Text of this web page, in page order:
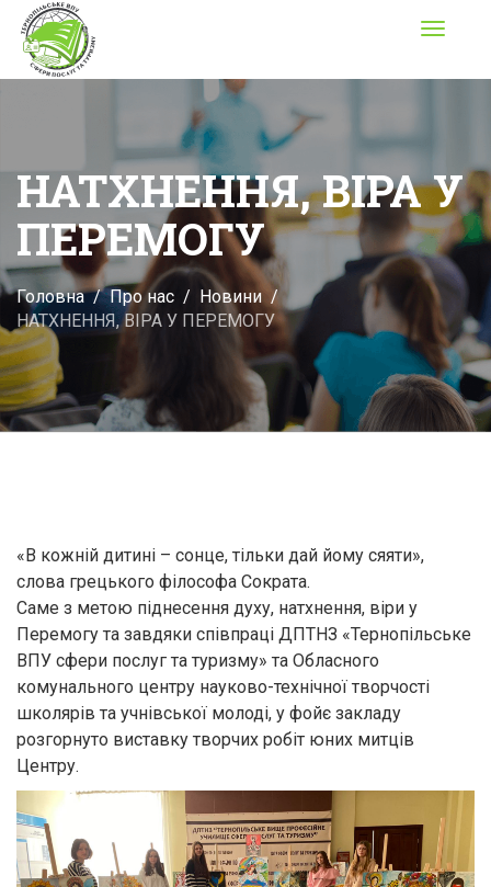
Toggle
НАТХНЕННЯ, ВІРА У
ПЕРЕМОГУ
Головна Про нас
Новини
НАТХНЕННЯ, ВІРА У ПЕРЕМОГУ
«В кожній дитині – сонце, тільки дай йому сяяти»,
слова грецького філософа Сократа.
Саме з метою піднесення духу, натхнення, віри у
Перемогу та завдяки співпраці ДПТНЗ «Тернопільське
ВПУ сфери послуг та туризму» та Обласного
комунального центру науково-технічної творчості
школярів та учнівської молоді, у фойє закладу
розгорнуто виставку творчих робіт юних митців
Центру.